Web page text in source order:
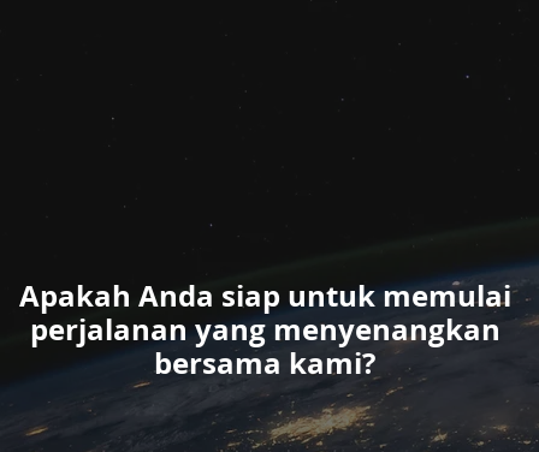
Apakah Anda siap untuk memulai
perjalanan yang menyenangkan
bersama kami?